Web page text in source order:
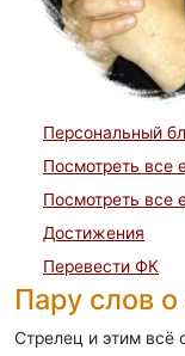
Персональный
Посмотреть все
Посмотреть все
Достижения
Перевести ФК
Пару слов о
Стрелец и этим всё